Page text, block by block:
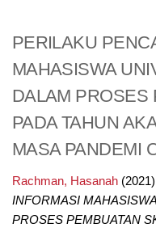
PERILAKU
MAHASISWA
DALAM PROSES
PADA TAHUN
MASA PANDEMI
Rachman, Hasanah(2021)
INFORMASI
PROSES PEMBUATAN